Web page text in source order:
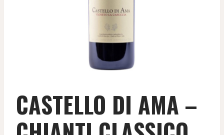
CASTELLO DI AMA –